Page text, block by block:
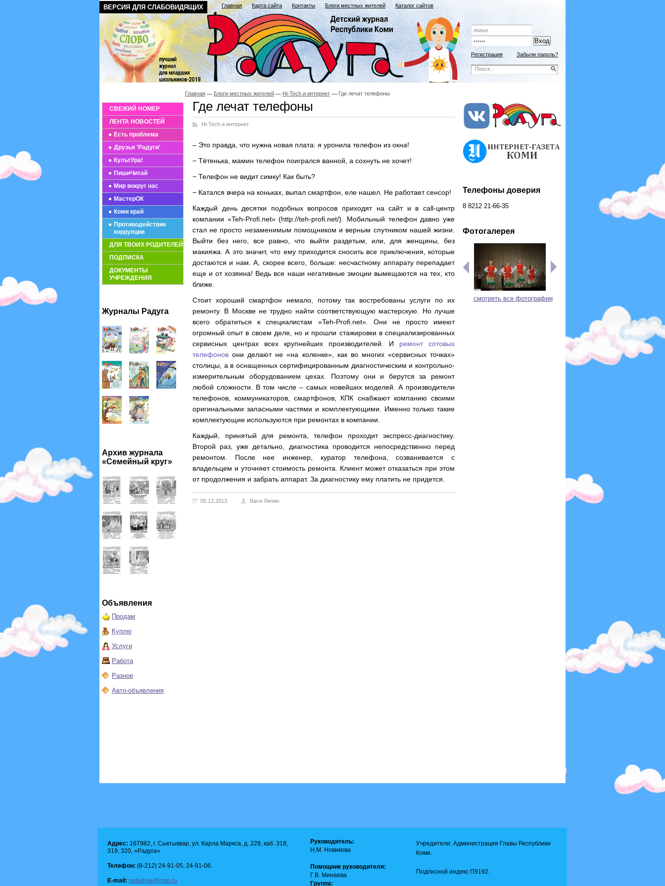
ВЕРСИЯ ДЛЯ СЛАБОВИДЯЩИХ Главная Карта сайта Контакты Блоги местных жителей Каталог сайтов
Регистрация Забыли пароль?
СВЕЖИЙ НОМЕР
ЛЕНТА НОВОСТЕЙ
Есть проблема
Друзья 'Радуги'
КультУра!
ПишиЧитай
Мир вокруг нас
МастерОК
Коми край
Противодействие
коррупции
ДЛЯ ТВОИХ РОДИТЕЛЕЙ
ПОДПИСКА
ДОКУМЕНТЫ
УЧРЕЖДЕНИЯ
Журналы Радуга
Архив журнала
«Семейный круг»
Объявления
Продам
Куплю
Услуги
Работа
Разное
Авто-объявления
Главная Блоги местных жителей Hi-Tech и интернет Где лечат телефоны
Где лечат телефоны
Hi-Tech и интернет
– Это правда, что нужна новая плата: я уронила телефон из окна!
− Тётенька, мамин телефон поигрался ванной, а сохнуть не хочет!
− Телефон не видит симку! Как быть?
− Катался вчера на коньках, выпал смартфон, еле нашел. Не работает сенсор!
Каждый день десятки подобных вопросов приходят на сайт и в call-центр
компании «Teh-Profi.net» (http://teh-profi.net/). Мобильный телефон давно уже
стал не просто незаменимым помощником и верным спутником нашей жизни.
Выйти без него, все равно, что выйти раздетым, или, для женщины, без
макияжа. А это значит, что ему приходится сносить все приключения, которые
достаются и нам. А, скорее всего, больше: несчастному аппарату перепадает
еще и от хозяина! Ведь все наши негативные эмоции вымещаются на тех, кто
ближе.
Стоит хороший смартфон немало, потому так востребованы услуги по их
ремонту. В Москве не трудно найти соответствующую мастерскую. Но лучше
всего обратиться к специалистам «Teh-Profi.net». Они не просто имеют
огромный опыт в своем деле, но и прошли стажировки в специализированных
сервисных центрах всех крупнейших производителей. И ремонт сотовых
телефонов они делают не «на коленке», как во многих «сервисных точках»
столицы, а в оснащенных сертифицированным диагностическим и контрольно-
измерительным оборудованием цехах. Поэтому они и берутся за ремонт
любой сложности. В том числе – самых новейших моделей. А производители
телефонов, коммуникаторов, смартфонов, КПК снабжают компанию своими
оригинальными запасными частями и комплектующими. Именно только такие
комплектующие используются при ремонтах в компании.
Каждый, принятый для ремонта, телефон проходит экспресс-диагностику.
Второй раз, уже детально, диагностика проводится непосредственно перед
ремонтом. После нее инженер, куратор телефона, созванивается с
владельцем и уточняет стоимость ремонта. Клиент может отказаться при этом
от продолжения и забрать аппарат. За диагностику ему платить не придется.
05.12.2013 Вася Липин
Телефоны доверия
8 8212 21-66-35
Фотогалерея
смотреть все фотографии
Адрес: 167982, г. Сыктывкар, ул. Карла Маркса, д. 229, каб. 318,
319, 320, «Радуга»
Телефон: (8-212) 24-91-05, 24-91-06.
E-mail: radugnie@mail.ru
Руководитель:
Н.М. Новикова
Помощник руководителя:
Г.В. Минаева
Группа:
Учредители: Администрация Главы Республики
Коми.
Подписной индекс П9192.